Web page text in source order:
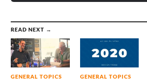
READ NEXT →
GENERAL TOPICS GENERAL TOPICS